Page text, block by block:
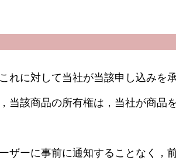
れに対して当社が当該申し込みを
当該商品の所有権は，当社が商品
ザーに事前に通知することなく，